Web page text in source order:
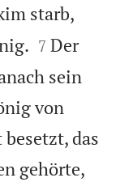
starb,


7 Der
sein
von
das
gehörte,